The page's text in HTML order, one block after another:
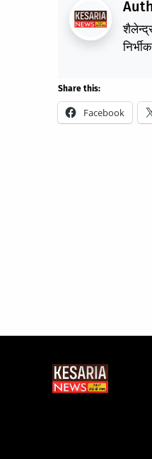
Share this:
Facebook